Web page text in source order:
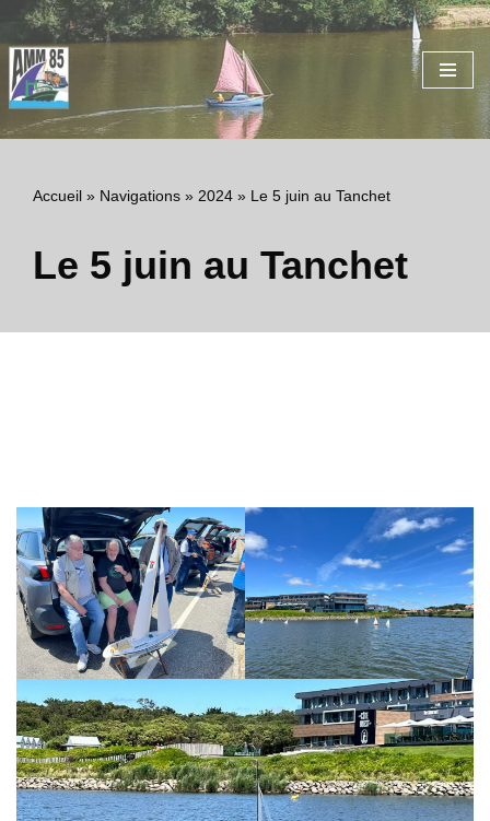
Aller
au
contenu
Accueil » Navigations » 2024 » Le 5 juin au Tanchet
Le 5 juin au Tanchet